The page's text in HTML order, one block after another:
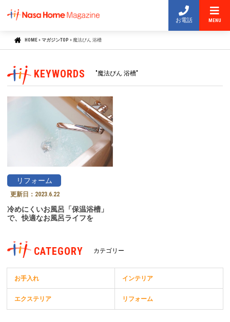
MENU
お電話
HOME » マガジンTOP » 魔法びん 浴槽
KEYWORDS "魔法びん 浴槽"
リフォーム
更新日： 2023.6.22
冷めにくいお風呂「保温浴槽」
で、快適なお風呂ライフを
CATEGORY カテゴリー
お手入れ インテリア
エクステリア リフォーム